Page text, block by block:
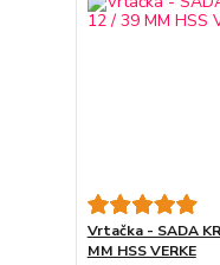
Vrtačka - SADA
MM HSS VERKE